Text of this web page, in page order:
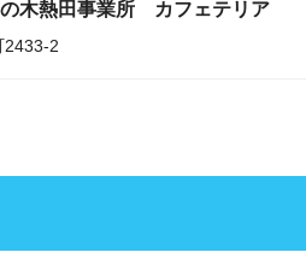
の木熱田事業所 カフェテリア
2433-2